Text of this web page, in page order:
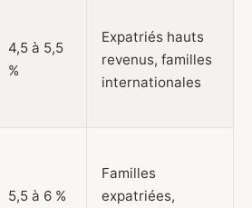
4,5 à 5,5
%
Expatriés hauts
revenus, familles
internationales
5,5 à 6 %
Familles
expatriées,